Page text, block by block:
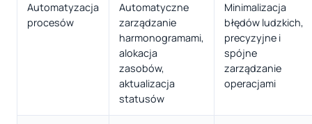
Automatyzacja
procesów
Automatyczne
zarządzanie
harmonogramami,
alokacja
zasobów,
aktualizacja
statusów
Minimalizacja
błędów ludzkich,
precyzyjne i
spójne
zarządzanie
operacjami